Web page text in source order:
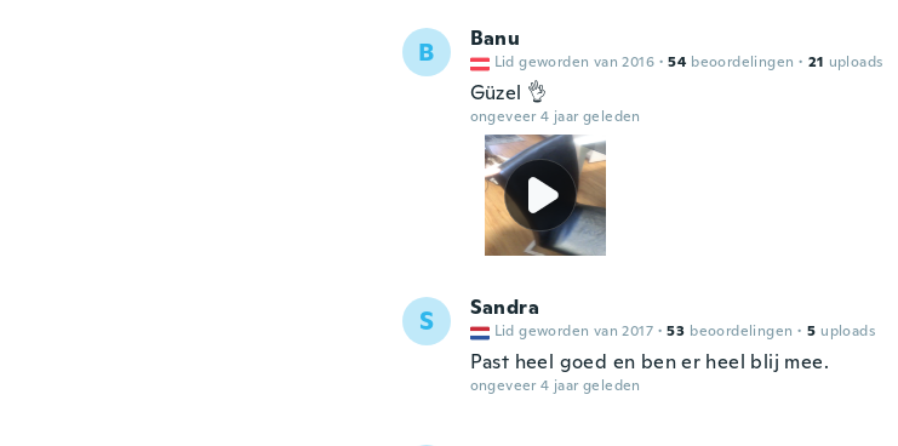
B Banu
Lid geworden van 2016 · 54 beoordelingen · 21 uploads
Güzel 👌
ongeveer 4 jaar geleden
S Sandra
Lid geworden van 2017 · 53 beoordelingen · 5 uploads
Past heel goed en ben er heel blij mee.
ongeveer 4 jaar geleden